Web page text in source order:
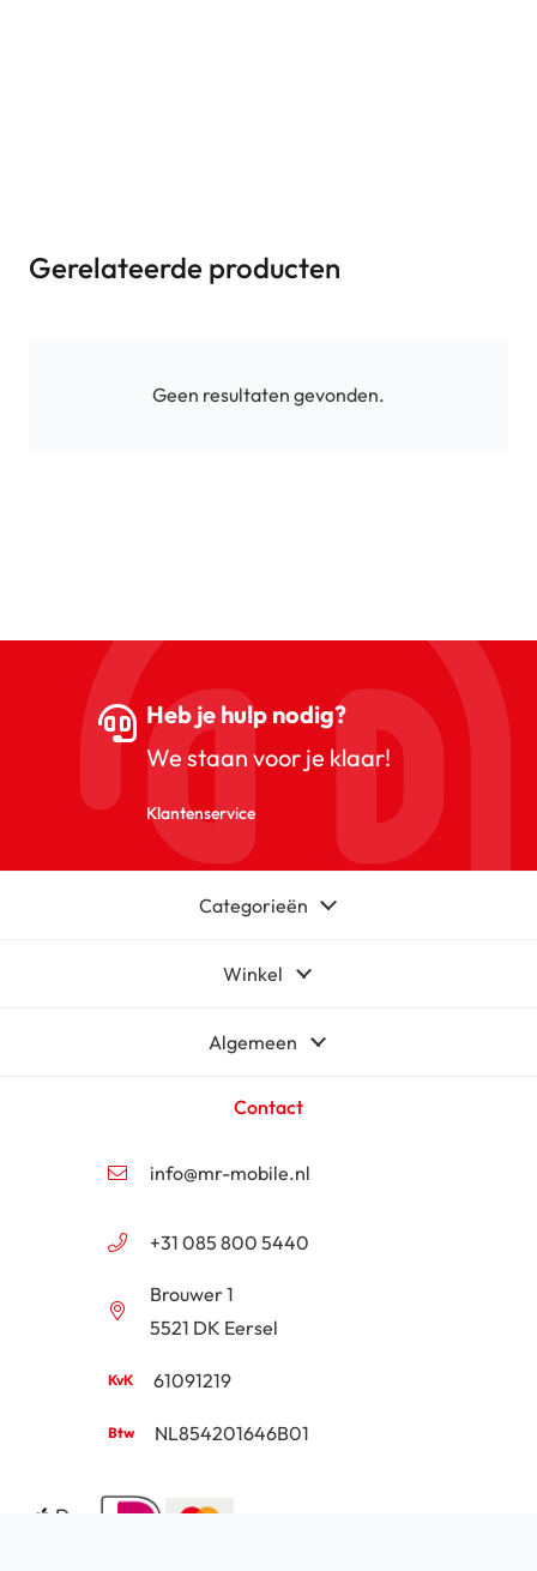
Gerelateerde producten
Geen resultaten gevonden.
Heb je hulp nodig?
We staan voor je klaar!
Klantenservice
Categorieën
Winkel
Algemeen
Contact
info@mr-mobile.nl
+31 085 800 5440
Brouwer 1
5521 DK Eersel
61091219
NL854201646B01